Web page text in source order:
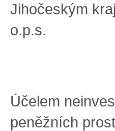
Jihočeským
o.p.s.
Účelem
peněžních